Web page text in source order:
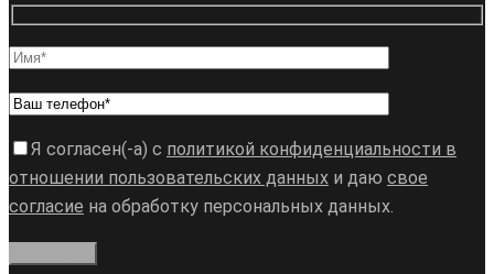
Я согласен(-а) с политикой конфиденциальности в
отношении пользовательских данных и даю свое
согласие на обработку персональных данных.